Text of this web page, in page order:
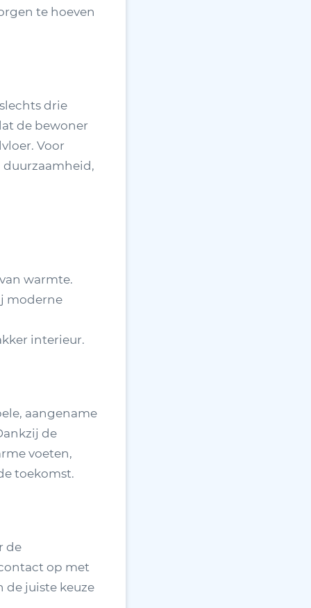
te hoeven
drie
de bewoner
Voor
warmte.
moderne
interieur.
aangename
de
voeten,
toekomst.
de
op met
de juiste keuze